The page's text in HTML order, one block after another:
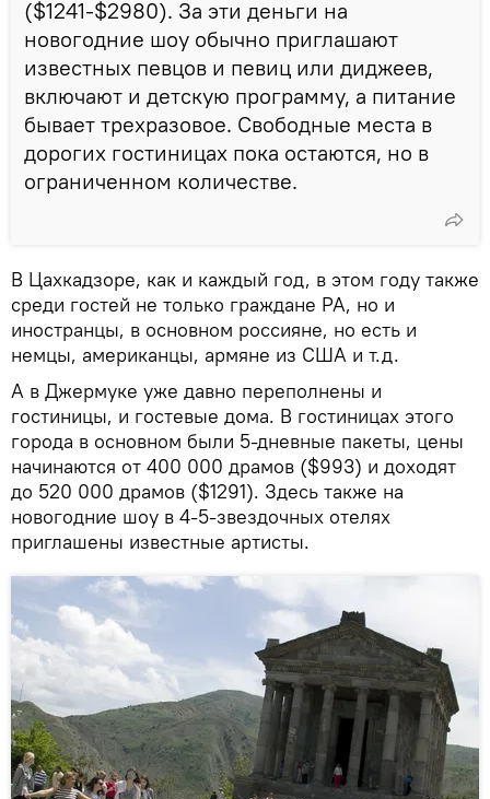
($1241-$2980). За эти деньги на
новогодние шоу обычно приглашают
известных певцов и певиц или диджеев,
включают и детскую программу, а питание
бывает трехразовое. Свободные места в
дорогих гостиницах пока остаются, но в
ограниченном количестве.
В Цахкадзоре, как и каждый год, в этом году также
среди гостей не только граждане РА, но и
иностранцы, в основном россияне, но есть и
немцы, американцы, армяне из США и т.д.
А в Джермуке уже давно переполнены и
гостиницы, и гостевые дома. В гостиницах этого
города в основном были 5-дневные пакеты, цены
начинаются от 400 000 драмов ($993) и доходят
до 520 000 драмов ($1291). Здесь также на
новогодние шоу в 4-5-звездочных отелях
приглашены известные артисты.